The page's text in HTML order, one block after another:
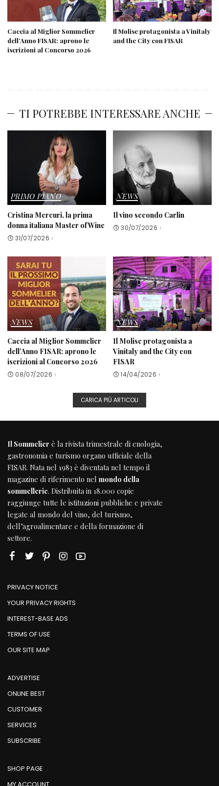
Caccia al Miglior Sommelier
dell’Anno FISAR: aprono le
iscrizioni al Concorso 2026
Il Molise protagonista a Vinitaly
and the City con FISAR
TI POTREBBE INTERESSARE ANCHE
PRIMO PIANO
Cristina Mercuri, la prima
donna italiana Master of Wine
31/07/2026
NEWS
Il vino secondo Carlin
30/07/2026
NEWS
Caccia al Miglior Sommelier
dell’Anno FISAR: aprono le
iscrizioni al Concorso 2026
08/07/2026
NEWS
Il Molise protagonista a
Vinitaly and the City con
FISAR
14/04/2026
CARICA PIÙ ARTICOLI
Il Sommelier è la rivista trimestrale di enologia,
gastronomia e turismo organo ufficiale della
FISAR. Nata nel 1983 è diventata nel tempo il
magazine di riferimento nel mondo della
sommellerie. Distribuita in 18.000 copie
raggiunge tutte le istituzioni pubbliche e private
legate al mondo del vino, del turismo,
dell’agroalimentare e della formazione di
settore.
PRIVACY NOTICE
YOUR PRIVACY RIGHTS
INTEREST-BASE ADS
TERMS OF USE
OUR SITE MAP
ADVERTISE
ONLINE BEST
CUSTOMER
SERVICES
SUBSCRIBE
SHOP PAGE